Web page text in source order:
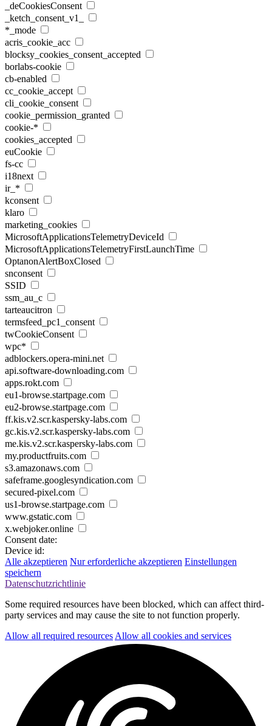
_deCookiesConsent
_ketch_consent_v1_
*_mode
acris_cookie_acc
blocksy_cookies_consent_accepted
borlabs-cookie
cb-enabled
cc_cookie_accept
cli_cookie_consent
cookie_permission_granted
cookie-*
cookies_accepted
euCookie
fs-cc
i18next
ir_*
kconsent
klaro
marketing_cookies
MicrosoftApplicationsTelemetryDeviceId
MicrosoftApplicationsTelemetryFirstLaunchTime
OptanonAlertBoxClosed
snconsent
SSID
ssm_au_c
tarteaucitron
termsfeed_pc1_consent
twCookieConsent
wpc*
adblockers.opera-mini.net
api.software-downloading.com
apps.rokt.com
eu1-browse.startpage.com
eu2-browse.startpage.com
ff.kis.v2.scr.kaspersky-labs.com
gc.kis.v2.scr.kaspersky-labs.com
me.kis.v2.scr.kaspersky-labs.com
my.productfruits.com
s3.amazonaws.com
safeframe.googlesyndication.com
secured-pixel.com
us1-browse.startpage.com
www.gstatic.com
x.webjoker.online
Consent date:
Device id:
Alle akzeptieren Nur erforderliche akzeptieren Einstellungen
speichern
Datenschutzrichtlinie
Some required resources have been blocked, which can affect third-
party services and may cause the site to not function properly.
Allow all required resources Allow all cookies and services